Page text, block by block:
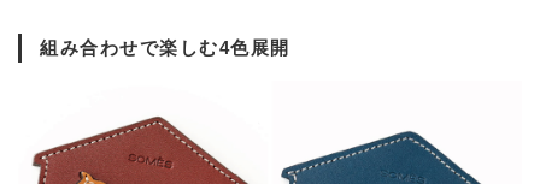
組み合わせで楽しむ4色展開